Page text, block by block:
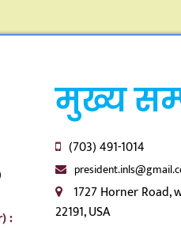
:
मुख्य
(703) 491-1014
1727 Horner Road,
22191, USA